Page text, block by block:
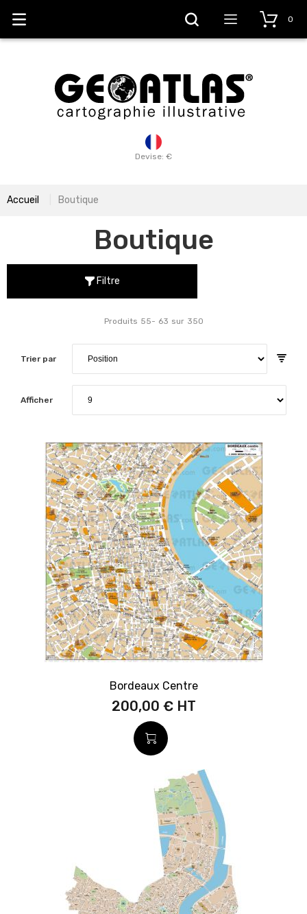
Devise: €
0
Accueil Boutique
Boutique
Filtre
Trier par
Produits 55- 63 sur 350
Afficher
Bordeaux Centre
200,00 €